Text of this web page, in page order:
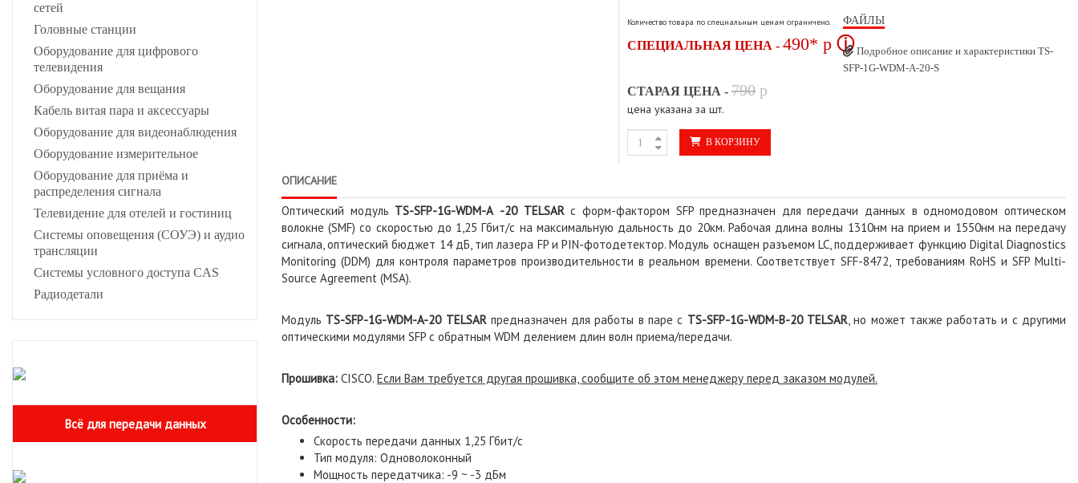
сетей
Головные станции
Оборудование для цифрового
телевидения
Оборудование для вещания
Кабель витая пара и аксессуары
Оборудование для видеонаблюдения
Оборудование измерительное
Оборудование для приёма и
распределения сигнала
Телевидение для отелей и гостиниц
Системы оповещения (СОУЭ) и аудио
трансляции
Системы условного доступа CAS
Радиодетали
Всё для передачи данных
Количество товара по специальным ценам ограничено.
СПЕЦИАЛЬНАЯ ЦЕНА - 490* p ⓘ
СТАРАЯ ЦЕНА - 790 p
цена указана за шт.
В КОРЗИНУ
ФАЙЛЫ
Подробное описание и характеристики TS-
SFP-1G-WDM-A-20-S
ОПИСАНИЕ
Оптический модуль TS-SFP-1G-WDM-A -20 TELSARс форм-фактором SFP предназначен для передачи данных в одномодовом оптическом
волокне (SMF) со скоростью до 1,25 Гбит/с на максимальную дальность до 20км. Рабочая длина волны 1310нм на прием и 1550нм на передачу
сигнала, оптический бюджет 14 дБ, тип лазера FP и PIN-фотодетектор. Модуль оснащен разъемом LC, поддерживает функцию Digital Diagnostics
Monitoring (DDM) для контроля параметров производительности в реальном времени. Соответствует SFF-8472, требованиям RoHS и SFP Multi-
Source Agreement (MSA).
Модуль TS-SFP-1G-WDM-A-20 TELSAR предназначен для работы в паре с TS-SFP-1G-WDM-B-20 TELSAR, но может также работать и с другими
оптическими модулями SFP с обратным WDM делением длин волн приема/передачи.
Прошивка: CISCO. Если Вам требуется другая прошивка, сообщите об этом менеджеру перед заказом модулей.
Особенности:
Скорость передачи данных 1,25 Гбит/с
Тип модуля: Одноволоконный
Мощность передатчика: -9 ~ -3 дБм